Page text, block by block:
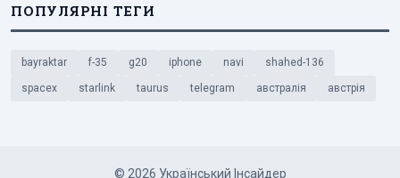
ПОПУЛЯРНІ ТЕГИ
bayraktar f-35 g20 iphone navi shahed-136
spacex starlink taurus telegram австралія австрія
© 2026 Український Інсайдер